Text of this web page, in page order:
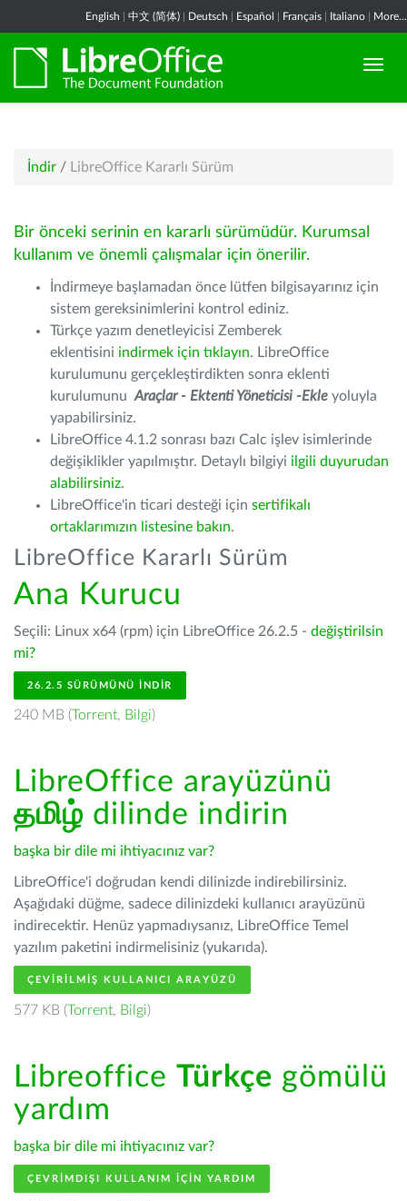
English 中文 (简体) Deutsch Español Français Italiano More...
İndir / LibreOffice Kararlı Sürüm
Bir önceki serinin en kararlı sürümüdür. Kurumsal
kullanım ve önemli çalışmalar için önerilir.
İndirmeye başlamadan önce lütfen bilgisayarınız için
sistem gereksinimlerini kontrol ediniz.
Türkçe yazım denetleyicisi Zemberek
eklentisini indirmek için tıklayın. LibreOffice
kurulumunu gerçekleştirdikten sonra eklenti
kurulumunu Araçlar - Ektenti Yöneticisi -Ekle yoluyla
yapabilirsiniz.
LibreOffice 4.1.2 sonrası bazı Calc işlev isimlerinde
değişiklikler yapılmıştır. Detaylı bilgiyi ilgili duyurudan
alabilirsiniz.
LibreOffice'in ticari desteği için sertifikalı
ortaklarımızın listesine bakın.
LibreOffice Kararlı Sürüm
Ana Kurucu
Seçili: Linux x64 (rpm) için LibreOffice 26.2.5 - değiştirilsin
mi?
26.2.5 SÜRÜMÜNÜ İNDIR
240 MB (Torrent, Bilgi)
LibreOffice arayüzünü
தமிழ் dilinde indirin
başka bir dile mi ihtiyacınız var?
LibreOffice'i doğrudan kendi dilinizde indirebilirsiniz.
Aşağıdaki düğme, sadece dilinizdeki kullanıcı arayüzünü
indirecektir. Henüz yapmadıysanız, LibreOffice Temel
yazılım paketini indirmelisiniz (yukarıda).
ÇEVIRILMIŞ KULLANICI ARAYÜZÜ
577 KB (Torrent, Bilgi)
Libreoffice Türkçe gömülü
yardım
başka bir dile mi ihtiyacınız var?
ÇEVRIMDIŞI KULLANIM IÇIN YARDIM